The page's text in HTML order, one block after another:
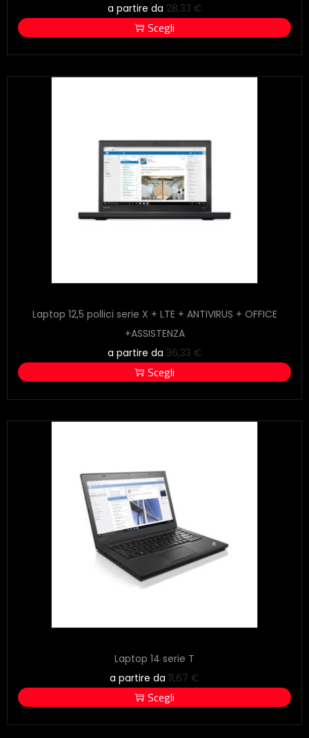
a partire da 28,33 €
Scegli
Laptop 12,5 pollici serie X + LTE + ANTIVIRUS + OFFICE
+ASSISTENZA
a partire da 36,33 €
Scegli
Laptop 14 serie T
a partire da 11,67 €
Scegli